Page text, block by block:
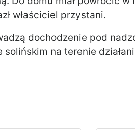
właściciel przystani.
dochodzenie pod
na terenie